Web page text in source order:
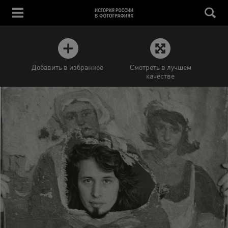
Добавить в избранное
Смотреть в лучшем
качестве